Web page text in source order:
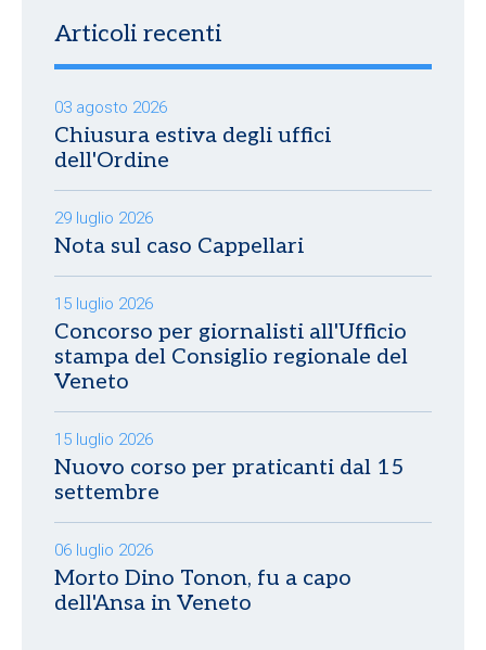
Articoli recenti
03 agosto 2026
Chiusura estiva degli uffici
dell'Ordine
29 luglio 2026
Nota sul caso Cappellari
15 luglio 2026
Concorso per giornalisti all'Ufficio
stampa del Consiglio regionale del
Veneto
15 luglio 2026
Nuovo corso per praticanti dal 15
settembre
06 luglio 2026
Morto Dino Tonon, fu a capo
dell'Ansa in Veneto